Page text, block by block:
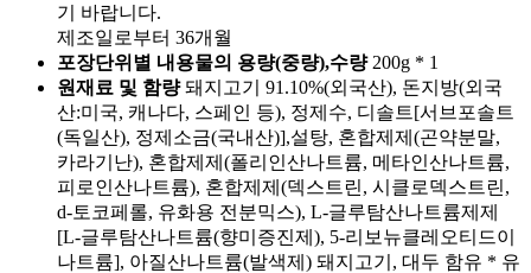
기 바랍니다.
제조일로부터 36개월
포장단위별 내용물의 용량(중량),수량 200g * 1
원재료 및 함량 돼지고기 91.10%(외국산), 돈지방(외국
산:미국, 캐나다, 스페인 등), 정제수, 디솔트[서브포솔트
(독일산), 정제소금(국내산)],설탕, 혼합제제(곤약분말,
카라기난), 혼합제제(폴리인산나트륨, 메타인산나트륨,
피로인산나트륨), 혼합제제(덱스트린, 시클로덱스트린,
d-토코페롤, 유화용 전분믹스), L-글루탐산나트륨제제
[L-글루탐산나트륨(향미증진제), 5-리보뉴클레오티드이
나트륨], 아질산나트륨(발색제) 돼지고기, 대두 함유 * 유